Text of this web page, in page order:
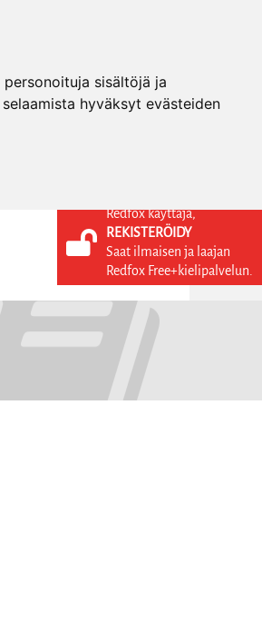
sisältöjä ja
hyväksyt evästeiden
KIRJAUDU SISÄÄN
REKISTERÖIDY
Redfox käyttäjä,
REKISTERÖIDY
Saat ilmaisen ja laajan
Redfox Free+kielipalvelun.